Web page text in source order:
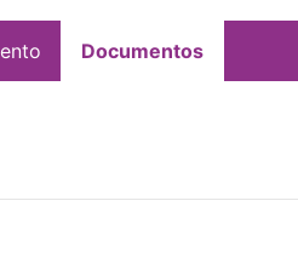
Documentos